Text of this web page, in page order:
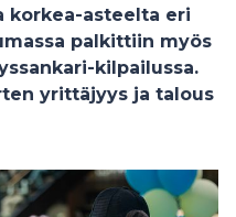
korkea-asteelta eri
palkittiin myös
kilpailussa.
yrittäjyys ja talous